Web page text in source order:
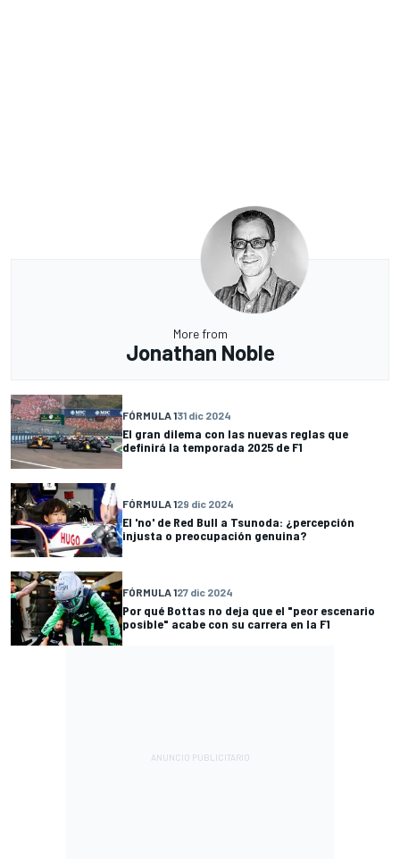
More from
Jonathan Noble
FÓRMULA 131 dic 2024
El gran dilema con las nuevas reglas que
definirá la temporada 2025 de F1
FÓRMULA 129 dic 2024
El 'no' de Red Bull a Tsunoda: ¿percepción
injusta o preocupación genuina?
FÓRMULA 127 dic 2024
Por qué Bottas no deja que el "peor escenario
posible" acabe con su carrera en la F1